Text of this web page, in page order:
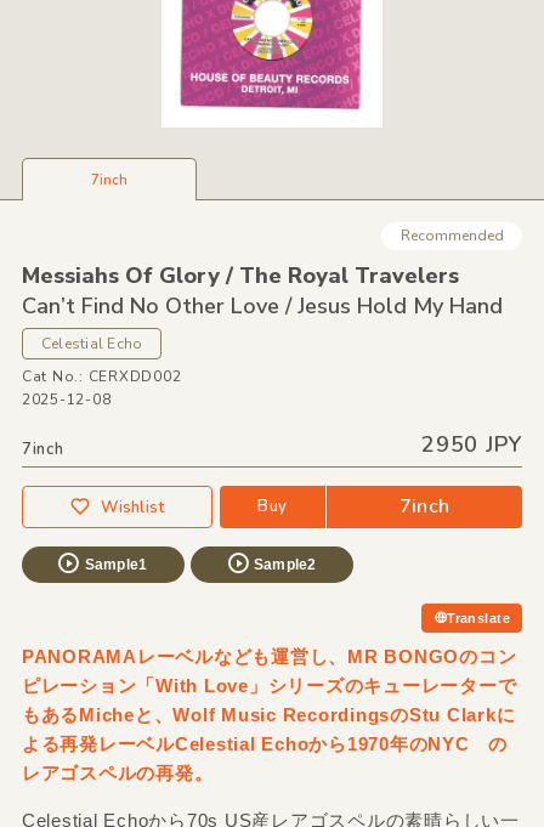
7inch
Recommended
Messiahs Of Glory /The Royal Travelers
Can’t Find No Other Love /Jesus Hold My Hand
Celestial Echo
Cat No.: CERXDD002
2025-12-08
7inch 2950 JPY
Wishlist Buy 7inch
Sample1 Sample2
Translate
PANORAMAレーベルなども運営し、MR BONGOのコン
ピレーション「With Love」シリーズのキューレーターで
もあるMicheと、Wolf Music RecordingsのStu Clarkに
よる再発レーベルCelestial Echoから1970年のNYC の
レアゴスペルの再発。
Celestial Echoから70s US産レアゴスペルの素晴らしい一